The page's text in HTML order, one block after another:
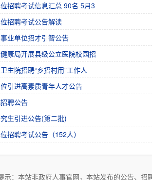
招聘考试信息汇总 90名 5月3
招聘考试公告解读
业单位招才引智公告
康局开展县级公立医院校园招
生院招聘“乡招村用”工作人
引进高素质青年人才公告
聘公告
生引进公告(第二批)
招聘考试公告（152人）
示：本站非政府人事官网，本站发布的公告、